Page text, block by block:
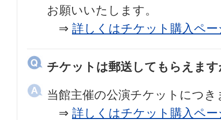
お願いいたします。
⇒ 詳しくはチケット購入ペ
チケットは郵送してもらえます
当館主催の公演チケットにつ
⇒ 詳しくはチケット購入ペ